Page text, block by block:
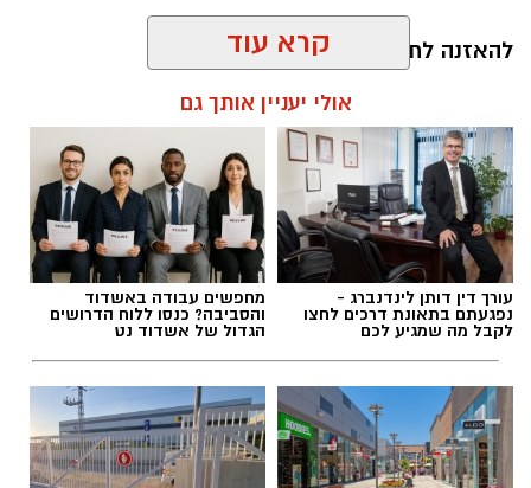
להאזנה לתוכן:
אלדה נתנאל / 17:55 06.08.26
תגים:דרושים
קרא עוד
אולי יעניין אותך גם
עורך דין דותן לינדנברג -
נפגעתם בתאונת דרכים לחצו
לקבל מה שמגיע לכם
מחפשים עבודה באשדוד
והסביבה? כנסו ללוח הדרושים
הגדול של אשדוד נט